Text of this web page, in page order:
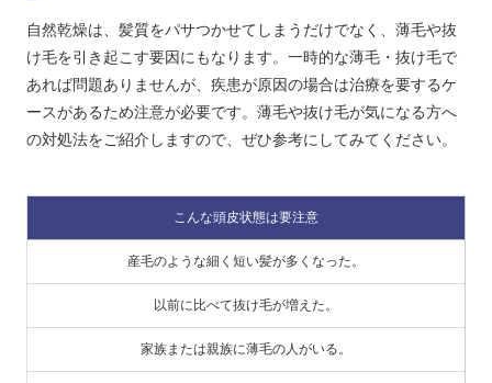
自然乾燥は、髪質をパサつかせてしまうだけでなく、薄毛や抜
け毛を引き起こす要因にもなります。一時的な薄毛・抜け毛で
あれば問題ありませんが、疾患が原因の場合は治療を要するケ
ースがあるため注意が必要です。薄毛や抜け毛が気になる方へ
の対処法をご紹介しますので、ぜひ参考にしてみてください。
こんな頭皮状態は要注意
産毛のような細く短い髪が多くなった。
以前に比べて抜け毛が増えた。
家族または親族に薄毛の人がいる。